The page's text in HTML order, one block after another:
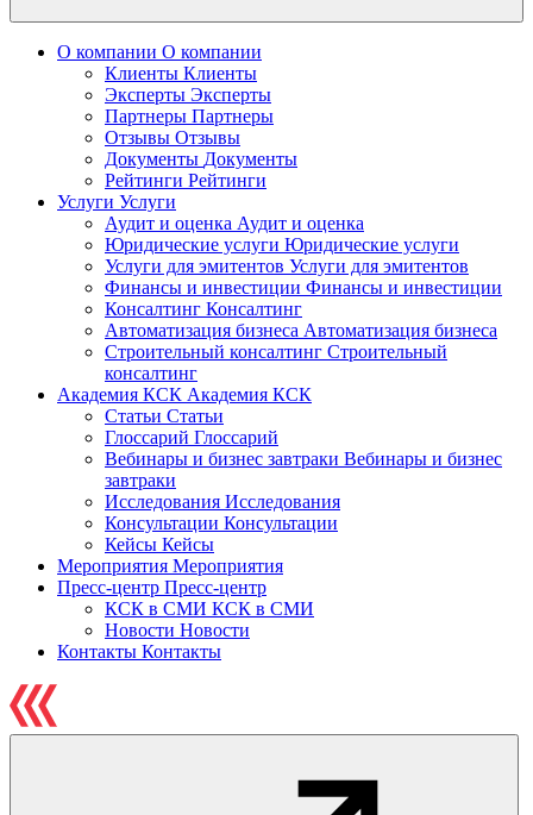
О компании О компании
Клиенты Клиенты
Эксперты Эксперты
Партнеры Партнеры
Отзывы Отзывы
Документы Документы
Рейтинги Рейтинги
Услуги Услуги
Аудит и оценка Аудит и оценка
Юридические услуги Юридические услуги
Услуги для эмитентов Услуги для эмитентов
Финансы и инвестиции Финансы и инвестиции
Консалтинг Консалтинг
Автоматизация бизнеса Автоматизация бизнеса
Строительный консалтинг Строительный
консалтинг
Академия КСК Академия КСК
Статьи Статьи
Глоссарий Глоссарий
Вебинары и бизнес завтраки Вебинары и бизнес
завтраки
Исследования Исследования
Консультации Консультации
Кейсы Кейсы
Мероприятия Мероприятия
Пресс-центр Пресс-центр
КСК в СМИ КСК в СМИ
Новости Новости
Контакты Контакты